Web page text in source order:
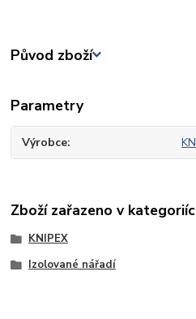
Původ zboží
Parametry
Výrobce
Zboží zařazeno v
KNIPEX
Izolované nářadí